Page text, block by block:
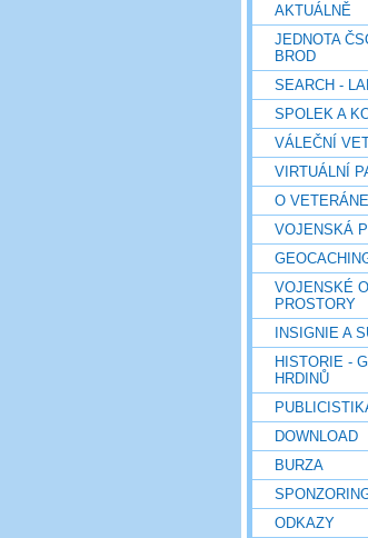
AKTUÁLNĚ
JEDNOTA
BROD
SEARCH -
SPOLEK A
VÁLEČNÍ
VIRTUÁLNÍ
O
VOJENSKÁ
VOJENSKÉ
PROSTORY
INSIGNIE A
HISTORIE -
HRDINŮ
DOWNLOAD
BURZA
ODKAZY